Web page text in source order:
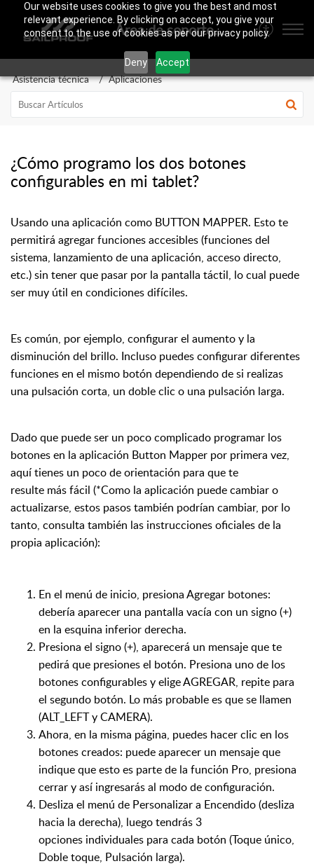
Our website uses cookies to give you the best and most
relevant experience. By clicking on accept, you give your
consent to the use of cookies as per our privacy policy.
Deny Accept
Área de soporte SailProof
Asistencia técnica Aplicaciones
¿Cómo programo los dos botones
configurables en mi tablet?
Usando una aplicación como BUTTON MAPPER. Esto te
permitirá agregar funciones accesibles (funciones del
sistema, lanzamiento de una aplicación, acceso directo,
etc.) sin tener que pasar por la pantalla táctil, lo cual puede
ser muy útil en condiciones difíciles.
Es común, por ejemplo, configurar el aumento y la
disminución del brillo. Incluso puedes configurar diferentes
funciones en el mismo botón dependiendo de si realizas
una pulsación corta, un doble clic o una pulsación larga.
Dado que puede ser un poco complicado programar los
botones en la aplicación Button Mapper por primera vez,
aquítienes un poco de orientación para que te
resulte másfácil (*Como la aplicación puede cambiar o
actualizarse, estos pasos también podrían cambiar, por lo
tanto, consulta también las instrucciones oficiales de la
propia aplicación):
En el menú de inicio, presiona Agregar botones:
debería aparecer una pantalla vacía con un signo (+)
en la esquina inferior derecha.
Presiona el signo (+), aparecerá un mensaje que te
pedirá que presiones el botón. Presiona uno de los
botones configurables y elige AGREGAR, repite para
el segundo botón. Lo más probable es que se llamen
(ALT_LEFT y CAMERA).
Ahora, en la misma página, puedes hacer clic en los
botones creados: puede aparecer un mensaje que
indique que esto es parte de la función Pro, presiona
cerrar y así ingresarás al modo de configuración.
Desliza el menú de Personalizar a Encendido (desliza
hacia la derecha), luego tendrás 3
opciones individuales para cada botón (Toque único,
Doble toque, Pulsación larga).